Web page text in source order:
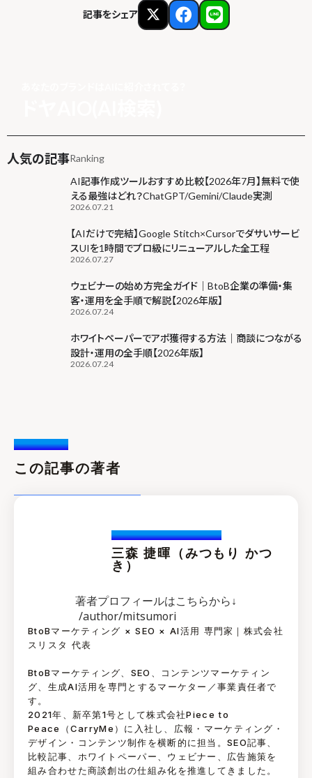
記事をシェア
人気の記事Ranking
AI記事作成ツールおすすめ比較【2026年7月】無料で使
える最強はどれ？ChatGPT/Gemini/Claude実測
2026.07.21
【AIだけで完結】Google Stitch×Cursorでダサいサービ
スUIを1時間でプロ級にリニューアルした全工程
2026.07.27
ウェビナーの始め方完全ガイド｜BtoB企業の準備・集
客・運用を全手順で解説【2026年版】
2026.07.24
ホワイトペーパーでアポ獲得する方法｜商談につながる
設計・運用の全手順【2026年版】
2026.07.24
Writer /
この記事の著者
Katuski.Mitsumori
三森 捷暉（みつもり かつ
き）
著者プロフィールはこちらから↓
/author/mitsumori
BtoBマーケティング × SEO × AI活用 専門家｜株式会社
スリスタ 代表
BtoBマーケティング、SEO、コンテンツマーケティン
グ、生成AI活用を専門とするマーケター／事業責任者で
す。
2021年、新卒第1号として株式会社Piece to
Peace（CarryMe）に入社し、広報・マーケティング・
デザイン・コンテンツ制作を横断的に担当。SEO記事、
比較記事、ホワイトペーパー、ウェビナー、広告施策を
組み合わせた商談創出の仕組み化を推進してきました。